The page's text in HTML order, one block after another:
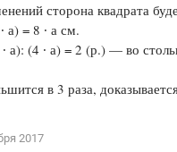
сторона квадрата
а) = 8 ∙ а см.
а): (4 ∙ а) = 2 (р.) — во
в 3 раза,
2017